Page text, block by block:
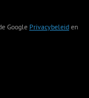
Google Privacybeleid en